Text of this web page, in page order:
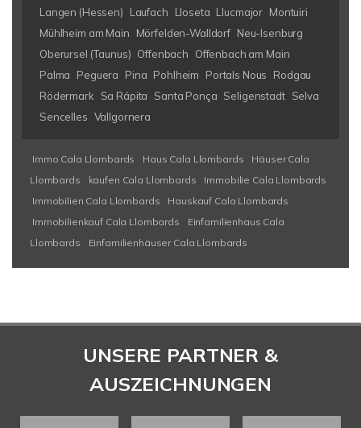
Langen (Hessen)
Laufach Lloseta Llucmajor Montuiri
Mühlheim am Main
Mörfelden-Walldorf Neu-Isenburg
Oberursel (Taunus) Offenbach
Offenbach am Main
Palma
Peguera Pina Pohlheim Portals Nous
Rodgau
Rödermark
Sa Rápita Santa Ponça Seligenstadt Selva
Sencelles Vallgornera
Immo Cala Llombards Haus Cala Llombards
Häuser Cala
Llombards
kaufen Cala Llombards
Immobilie Cala Llombards
Immobilien Cala Llombards
Hauskauf Cala Llombards
Immobilienkauf Cala Llombards
Einfamilienhaus Cala
Llombards
Einfamilienhäuser Cala Llombards
UNSERE PARTNER &
AUSZEICHNUNGEN